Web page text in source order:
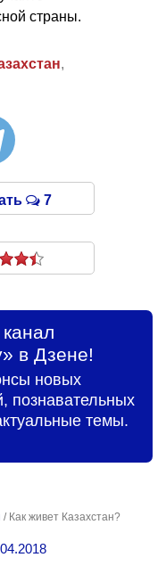
страны.
,
7
в Дзене!
новых
познавательных
темы.
/ Как живет Казахстан?